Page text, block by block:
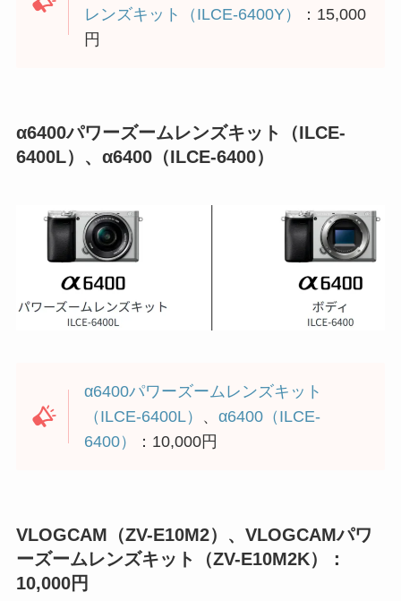
レンズキット（ILCE-6400Y）
：15,000
円
α6400パワーズームレンズキット（ILCE-
6400L）、α6400（ILCE-6400）
α6400パワーズームレンズキット
（ILCE-6400L） 、α6400（ILCE-
6400）
：10,000円
VLOGCAM（ZV-E10M2）、VLOGCAMパワ
ーズームレンズキット（ZV-E10M2K）：
10,000円